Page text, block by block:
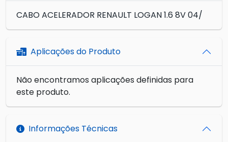
CABO ACELERADOR RENAULT LOGAN 1.6 8V 04/
Aplicações do Produto
Não encontramos aplicações definidas para
este produto.
Informações Técnicas